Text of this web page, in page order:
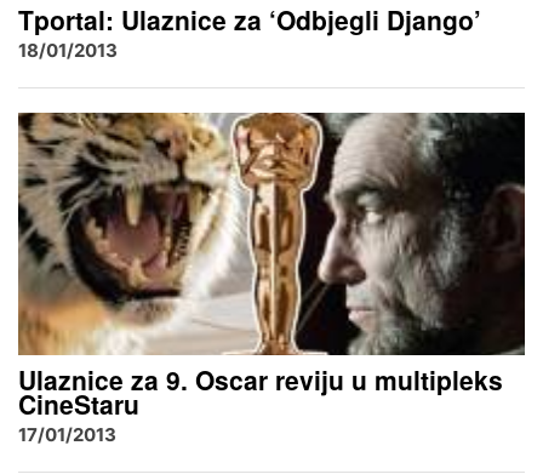
Tportal: Ulaznice za ‘Odbjegli Django’
18/01/2013
Ulaznice za 9. Oscar reviju u multipleks
CineStaru
17/01/2013